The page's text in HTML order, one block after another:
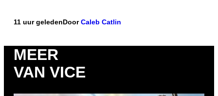
11 uur geledenDoorCaleb Catlin
MEER
VAN VICE